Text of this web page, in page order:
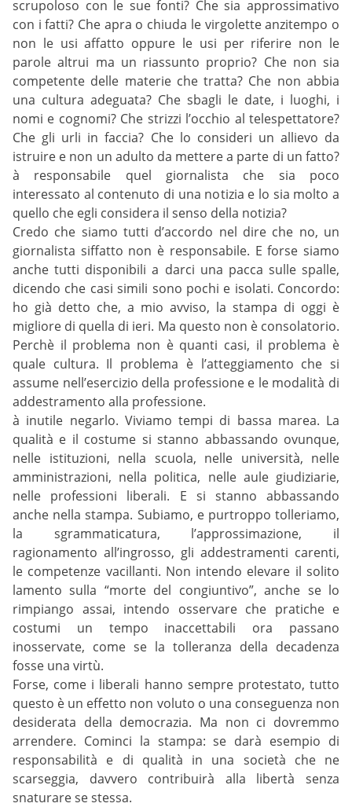
scrupoloso con le sue fonti? Che sia approssimativo
con i fatti? Che apra o chiuda le virgolette anzitempo o
non le usi affatto oppure le usi per riferire non le
parole altrui ma un riassunto proprio? Che non sia
competente delle materie che tratta? Che non abbia
una cultura adeguata? Che sbagli le date, i luoghi, i
nomi e cognomi? Che strizzi l’occhio al telespettatore?
Che gli urli in faccia? Che lo consideri un allievo da
istruire e non un adulto da mettere a parte di un fatto?
à responsabile quel giornalista che sia poco
interessato al contenuto di una notizia e lo sia molto a
quello che egli considera il senso della notizia?
Credo che siamo tutti d’accordo nel dire che no, un
giornalista siffatto non è responsabile. E forse siamo
anche tutti disponibili a darci una pacca sulle spalle,
dicendo che casi simili sono pochi e isolati. Concordo:
ho già detto che, a mio avviso, la stampa di oggi è
migliore di quella di ieri. Ma questo non è consolatorio.
Perchè il problema non è quanti casi, il problema è
quale cultura. Il problema è l’atteggiamento che si
assume nell’esercizio della professione e le modalità di
addestramento alla professione.
à inutile negarlo. Viviamo tempi di bassa marea. La
qualità e il costume si stanno abbassando ovunque,
nelle istituzioni, nella scuola, nelle università, nelle
amministrazioni, nella politica, nelle aule giudiziarie,
nelle professioni liberali. E si stanno abbassando
anche nella stampa. Subiamo, e purtroppo tolleriamo,
la sgrammaticatura, l’approssimazione, il
ragionamento all’ingrosso, gli addestramenti carenti,
le competenze vacillanti. Non intendo elevare il solito
lamento sulla “morte del congiuntivo”, anche se lo
rimpiango assai, intendo osservare che pratiche e
costumi un tempo inaccettabili ora passano
inosservate, come se la tolleranza della decadenza
fosse una virtù.
Forse, come i liberali hanno sempre protestato, tutto
questo è un effetto non voluto o una conseguenza non
desiderata della democrazia. Ma non ci dovremmo
arrendere. Cominci la stampa: se darà esempio di
responsabilità e di qualità in una società che ne
scarseggia, davvero contribuirà alla libertà senza
snaturare se stessa.